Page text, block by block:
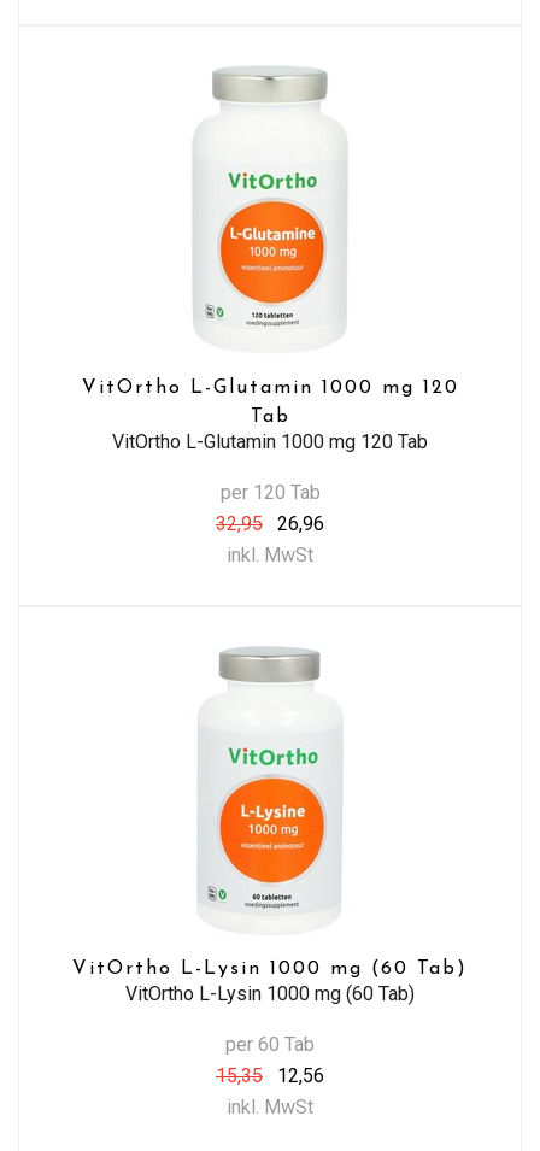
VitOrtho L-Glutamin 1000 mg 120
Tab
VitOrtho L-Glutamin 1000 mg 120 Tab
per 120 Tab
32,95
26,96
inkl. MwSt
VitOrtho L-Lysin 1000 mg (60 Tab)
VitOrtho L-Lysin 1000 mg (60 Tab)
per 60 Tab
15,35
12,56
inkl. MwSt